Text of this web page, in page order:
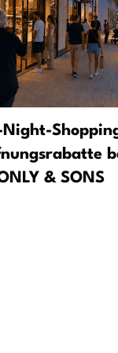
Night-
& SONS